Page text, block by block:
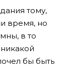
тому,
время, но
в то
бы быть